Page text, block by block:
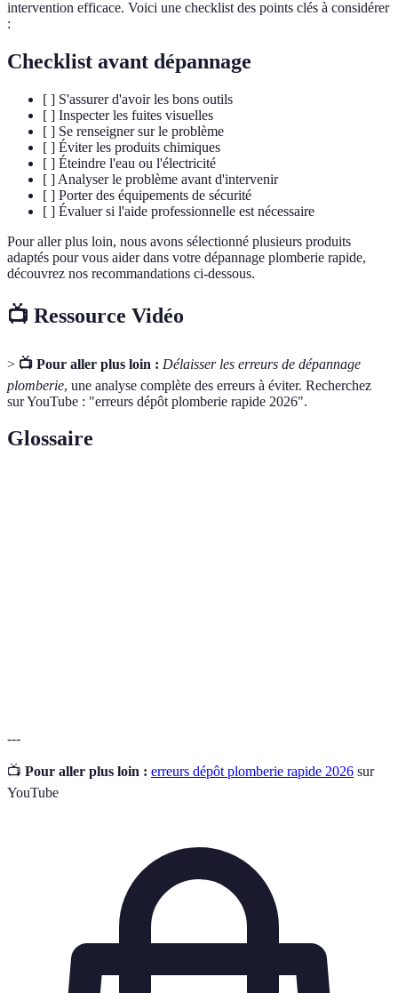
intervention efficace. Voici une checklist des points clés à considérer
:
Checklist avant dépannage
[ ] S'assurer d'avoir les bons outils
[ ] Inspecter les fuites visuelles
[ ] Se renseigner sur le problème
[ ] Éviter les produits chimiques
[ ] Éteindre l'eau ou l'électricité
[ ] Analyser le problème avant d'intervenir
[ ] Porter des équipements de sécurité
[ ] Évaluer si l'aide professionnelle est nécessaire
Pour aller plus loin, nous avons sélectionné plusieurs produits
adaptés pour vous aider dans votre dépannage plomberie rapide,
découvrez nos recommandations ci-dessous.
📺 Ressource Vidéo
> 📺 Pour aller plus loin : Délaisser les erreurs de dépannage
plomberie, une analyse complète des erreurs à éviter. Recherchez
sur YouTube : "erreurs dépôt plomberie rapide 2026".
Glossaire
---
📺 Pour aller plus loin : erreurs dépôt plomberie rapide 2026 sur
YouTube